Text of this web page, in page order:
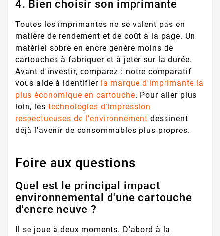
4. Bien choisir son imprimante
Toutes les imprimantes ne se valent pas en
matière de rendement et de coût à la page. Un
matériel sobre en encre génère moins de
cartouches à fabriquer et à jeter sur la durée.
Avant d'investir, comparez : notre comparatif
vous aide à identifier la marque d'imprimante la
plus économique en cartouche. Pour aller plus
loin, les technologies d'impression
respectueuses de l'environnement dessinent
déjà l'avenir de consommables plus propres.
Foire aux questions
Quel est le principal impact
environnemental d'une cartouche
d'encre neuve ?
Il se joue à deux moments. D'abord à la